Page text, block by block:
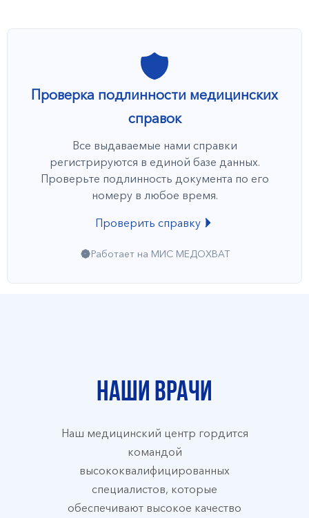
Проверка подлинности медицинских
справок
Все выдаваемые нами справки
регистрируются в единой базе данных.
Проверьте подлинность документа по его
номеру в любое время.
Проверить справку
Работает на МИС МЕДОХВАТ
Наши врачи
Наш медицинский центр гордится
командой
высококвалифицированных
специалистов, которые
обеспечивают высокое качество